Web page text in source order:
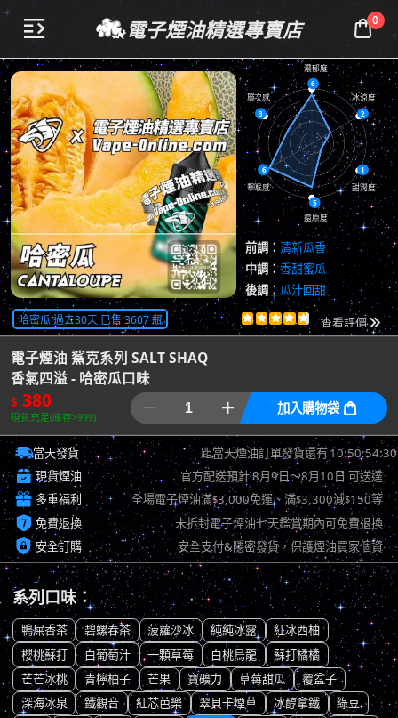
 電子煙油精選專賣店 0
6
2
1
5
6
3
濃郁度
冰涼度
甜潤度
還原度
擊喉感
層次感
前調： 清新瓜香
中調：香甜蜜瓜
後調： 瓜汁回甜
哈密瓜 過去30天 已售 3607 瓶      共4152評價
查看評價
電子煙油 鯊克系列 SALT SHAQ
香氣四溢 - 哈密瓜口味
$ 380
現貨充足(庫存>999)
  加入購物袋 
當天發貨 距當天煙油訂單發貨還有10:50:53:46
 現貨煙油 官方配送預計8月9日～8月10日 可送達
 多重福利 全場電子煙油滿$3,000免運、滿$3,300減$150等
 免費退換 未拆封電子煙油七天鑑賞期內可免費退換
 安全訂購 安全支付&隱密發貨，保護煙油買家個資
系列口味：
鴨屎香茶 碧螺春茶 菠蘿沙冰 純純冰露
紅冰西柚
櫻桃蘇打
白葡萄汁 一顆草莓 白桃烏龍
蘇打橘橘
芒芒冰桃
青檸柚子 芒果 寶礦力 草莓甜瓜
覆盆子
深海冰泉
鐵觀音 紅芯芭樂 翠貝卡煙草 冰醇拿鐵
綠豆